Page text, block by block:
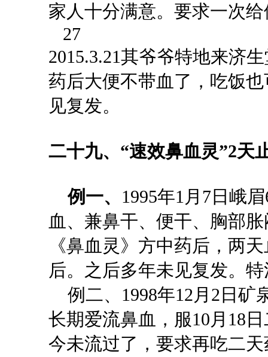
家人十分满意。要求一次
27
2015.3.21其爷爷特地来济
药后大便不带血了，吃饭
见复发。
二十九、 “速效鼻血灵”2天
例一、 1995年1月7日峨
血、兼鼻干、便干、胸部
《鼻血灵》方中药后，两
后。之后多年未见复发。
例二、 1998年12月2日矿
长期爱流鼻血，服10月18
今未流过了，要求再吃二